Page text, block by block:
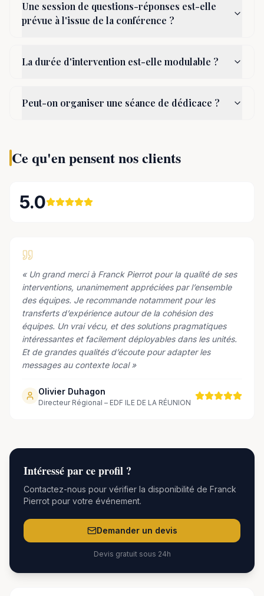
Une session de questions-réponses est-elle
prévue à l'issue de la conférence ?
La durée d'intervention est-elle modulable ?
Peut-on organiser une séance de dédicace ?
Ce qu'en pensent nos clients
5.0
« Un grand merci à Franck Pierrot pour la qualité de ses
interventions, unanimement appréciées par l’ensemble
des équipes. Je recommande notamment pour les
transferts d’expérience autour de la cohésion des
équipes. Un vrai vécu, et des solutions pragmatiques
intéressantes et facilement déployables dans les unités.
Et de grandes qualités d’écoute pour adapter les
messages au contexte local»
Olivier Duhagon
Directeur Régional – EDF ILE DE LA RÉUNION
Intéressé parceprofil ?
Contactez-nous pour vérifier la disponibilité de Franck
Pierrot pour votre événement.
Demander un devis
Devis gratuit sous 24h